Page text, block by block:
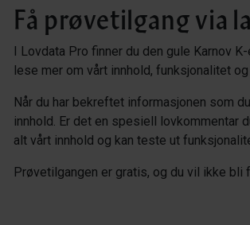
Få prøvetilgang via
I Lovdata Pro finner du den gule Karnov
lese mer om vårt innhold, funksjonalitet
Når du har bekreftet informasjonen som
innhold Er det en spesiell lovkommentar
alt vårt innhold og kan teste ut
Prøvetilgangen er gratis, og du vil ikke bli